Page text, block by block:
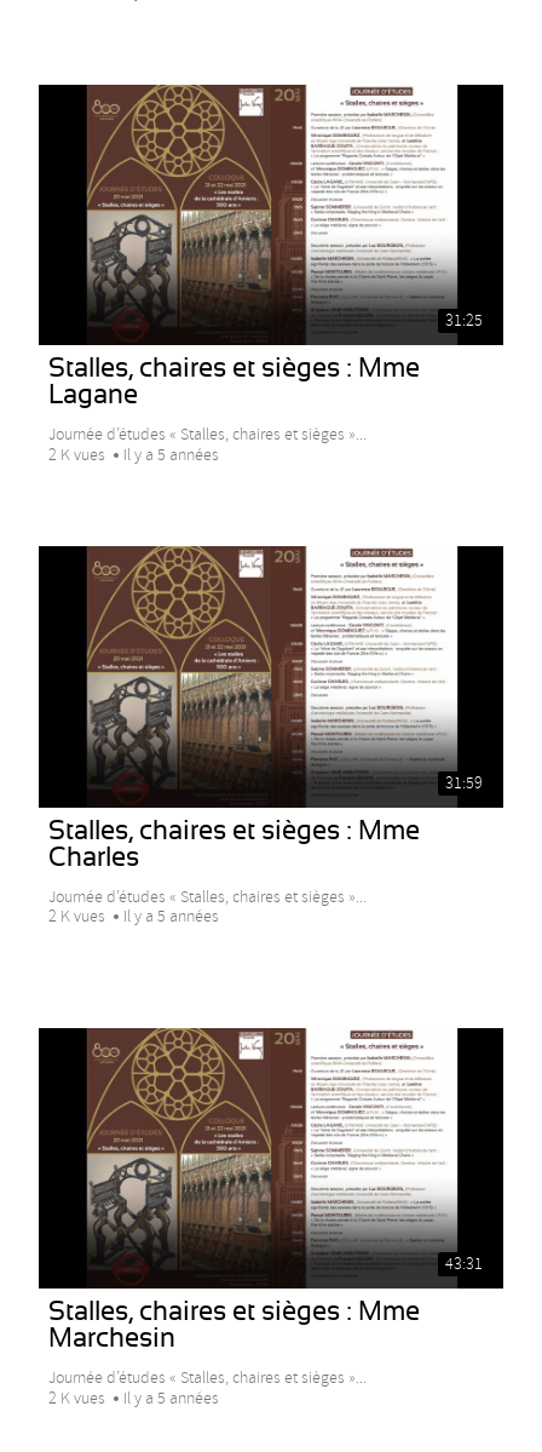
31:25
Stalles, chaires et sièges : Mme
Lagane
Journée d’études « Stalles, chaires et sièges »...
2 K vues
Il y a 5 années
31:59
Stalles, chaires et sièges : Mme
Charles
Journée d’études « Stalles, chaires et sièges »...
2 K vues
Il y a 5 années
43:31
Stalles, chaires et sièges : Mme
Marchesin
Journée d’études « Stalles, chaires et sièges »...
2 K vues
Il y a 5 années